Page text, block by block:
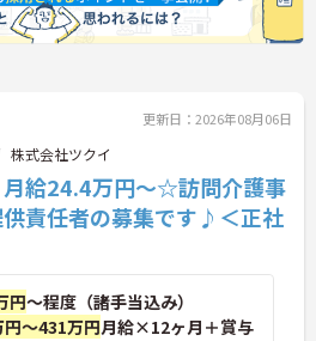
更新日：2026年08月06日
株式会社ツクイ
月給24.4万円～☆訪問介護事
責任者の募集です♪＜正社
円～程度（諸手当込み）
～431万円月給×12ヶ月＋賞与